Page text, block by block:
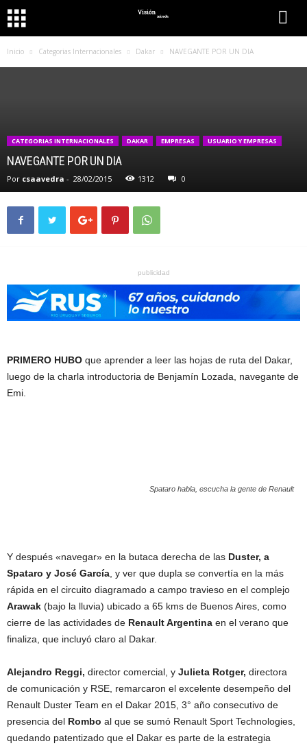
Inicio Categorias Internacionales Dakar NAVEGANTE POR UN DIA
CATEGORIAS INTERNACIONALES DAKAR EMPRESAS USUARIO Y EMPRESAS
NAVEGANTE POR UN DIA
Por csaavedra - 28/02/2015 1312 0
publicidad
PRIMERO HUBO que aprender a leer las hojas de ruta del Dakar,
luego de la charla introductoria de Benjamín Lozada, navegante de
Emi.
Spataro habla, escucha la gente de Renault
Y después «navegar» en la butaca derecha de las Duster, a
Spataro y José García , y ver que dupla se convertía en la más
rápida en el circuito diagramado a campo travieso en el complejo
Arawak (bajo la lluvia) ubicado a 65 kms de Buenos Aires, como
cierre de las actividades de Renault Argentina en el verano que
finaliza, que incluyó claro al Dakar.
Alejandro Reggi, director comercial, y Julieta Rotger, directora
de comunicación y RSE, remarcaron el excelente desempeño del
Renault Duster Team en el Dakar 2015, 3° año consecutivo de
presencia del Rombo al que se sumó Renault Sport Technologies,
quedando patentizado que el Dakar es parte de la estrategia